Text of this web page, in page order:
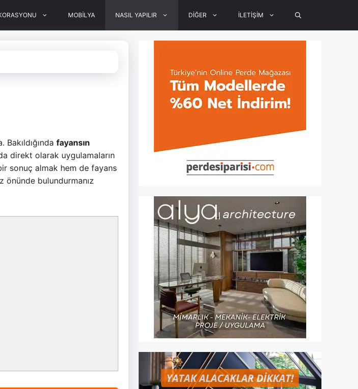
MOBİLYA NASIL YAPILIR DİĞER İLETİŞİM
fayansın
direkt olarak uygulamaların
sonuç almak hem de fayans
önünde bulundurmanız